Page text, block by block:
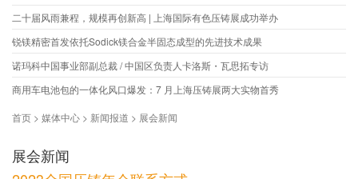
二十届风雨兼程，规模再创新高 | 上海国际有色压铸展成功举办
锐镁精密首发依托Sodick镁合金半固态成型的先进技术成果
诺玛科中国事业部副总裁 / 中国区负责人卡洛斯・瓦思拓专访
商用车电池包的一体化风口爆发：7 月上海压铸展两大实物首秀
首页 > 媒体中心 > 新闻报道 > 展会新闻
展会新闻